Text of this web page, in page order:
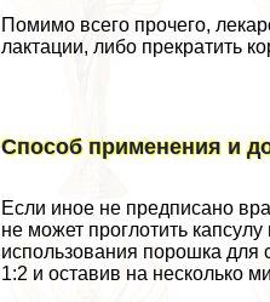
Помимо всего прочего,
лактации, либо прекратить
Способ применения и
Если иное не предписано
не может проглотить
использования порошка для
1:2 и оставив на несколько